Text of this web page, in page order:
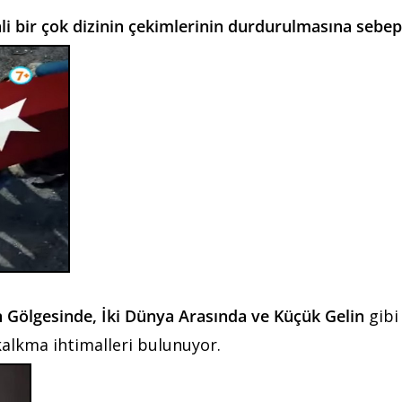
bir çok dizinin çekimlerinin durdurulmasına sebep
Gölgesinde, İki Dünya Arasında ve Küçük Gelin gibi
ihtimalleri bulunuyor.